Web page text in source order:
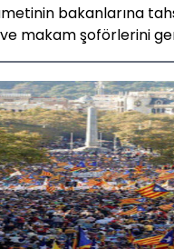
bakanlarına
makam şoförlerini